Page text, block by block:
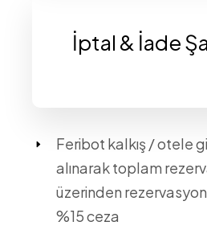
İptal & İade
Feribot kalkış / otele
alınarak toplam
üzerinden
%15 ceza